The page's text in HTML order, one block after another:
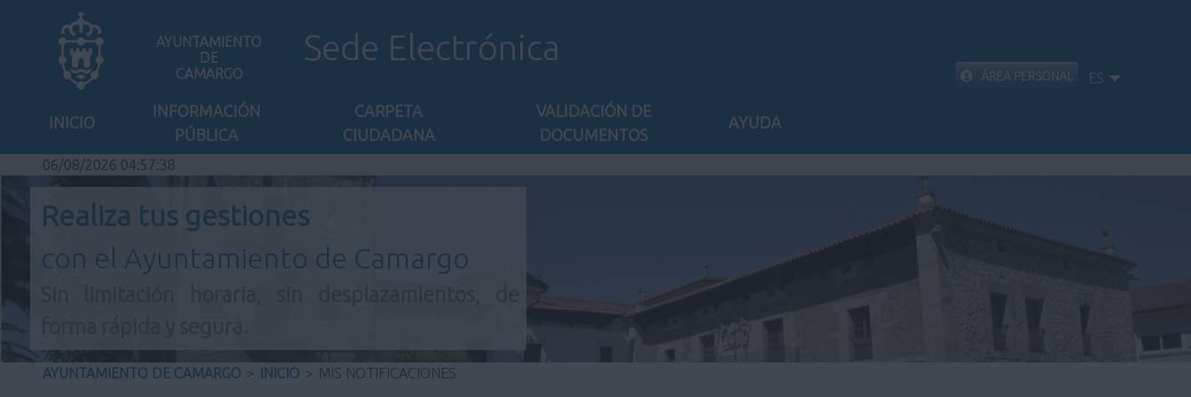
AYUNTAMIENTO
DE
CAMARGO
Sede Electrónica
INICIO
INFORMACIÓN
PÚBLICA
CARPETA
CIUDADANA
VALIDACIÓN DE
DOCUMENTOS
AYUDA
ÁREA PERSONAL ES
06/08/2026 04:57:38
Realiza tus gestiones
con el Ayuntamiento de Camargo
AYUNTAMIENTO DE CAMARGO > INICIO > MIS NOTIFICACIONES